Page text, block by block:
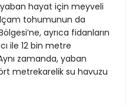
hayat için meyveli
tohumunun da
ayrıca fidanların
ile 12 bin metre
zamanda, yaban
metrekarelik su havuzu